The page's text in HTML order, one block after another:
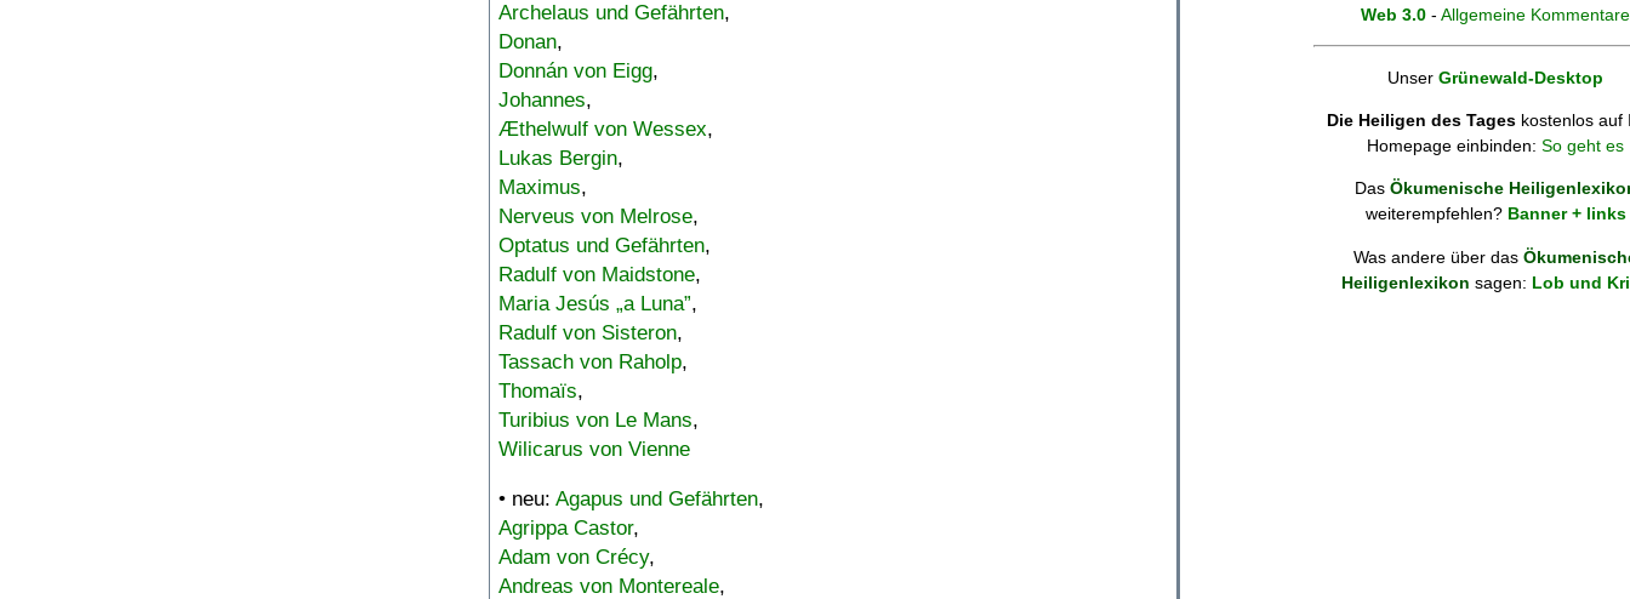
Archelaus und Gefährten,
Donan,
Donnán von Eigg,
Johannes,
Æthelwulf von Wessex,
Lukas Bergin,
Maximus,
Nerveus von Melrose,
Optatus und Gefährten,
Radulf von Maidstone,
Maria Jesús „a Luna”,
Radulf von Sisteron,
Tassach von Raholp,
Thomaïs,
Turibius von Le Mans,
Wilicarus von Vienne
• neu: Agapus und Gefährten,
Agrippa Castor,
Adam von Crécy,
Andreas von Montereale,
Web 3.0 - Allgemeine Kommentare
Unser Grünewald-Desktop
Die Heiligen des Tages kostenlos auf
Homepage einbinden: So geht es
Das Ökumenische
weiterempfehlen? Banner + links
Was andere über das
Heiligenlexikon sagen: Lob und